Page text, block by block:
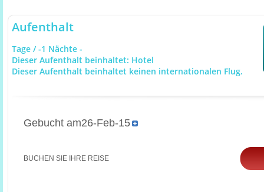
Aufenthalt
Tage / -1 Nächte -
Dieser Aufenthalt beinhaltet: Hotel
Dieser Aufenthalt beinhaltet keinen internationalen Flug.
Gebucht am26-Feb-15
BUCHEN SIE IHRE REISE